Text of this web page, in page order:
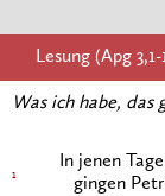
Lesung (Apg 3,1-
Was ich habe, das
1
In jenen
gingen